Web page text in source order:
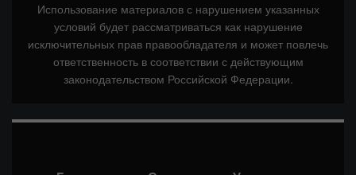
Использование материалов с нарушением указанных
условий будет рассматриваться как нарушение
исключительных прав правообладателя и может повлечь
ответственность в соответствии с действующим
законодательством Российской Федерации.